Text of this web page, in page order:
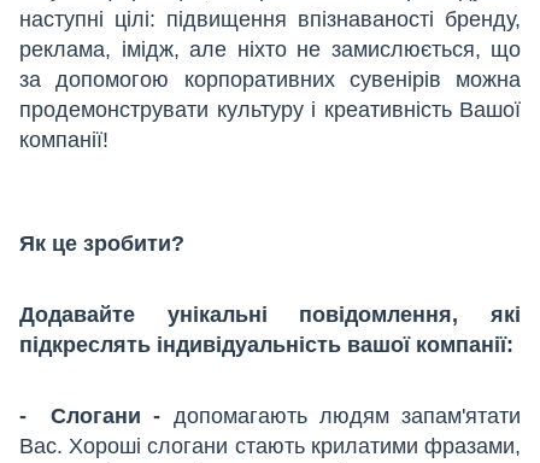
наступні цілі: підвищення впізнаваності бренду,
реклама, імідж, але ніхто не замислюється, що
за допомогою корпоративних сувенірів можна
продемонструвати культуру і креативність Вашої
компанії!
Як це зробити?
Додавайте унікальні повідомлення, які
підкреслять індивідуальність вашої компанії:
- Слогани - допомагають людям запам'ятати
Вас. Хороші слогани стають крилатими фразами,